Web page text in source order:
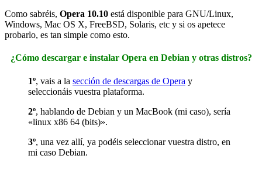
Como sabréis, Opera 10.10 está disponible para GNU/Linux,
Windows, Mac OS X, FreeBSD, Solaris, etc y si os apetece
probarlo, es tan simple como esto.
¿Cómo descargar e instalar Opera en Debian y otras distros?
1º, vais a la sección de descargas de Opera y
seleccionáis vuestra plataforma.
2º, hablando de Debian y un MacBook (mi caso), sería
«linux x86 64 (bits)».
3º, una vez allí, ya podéis seleccionar vuestra distro, en
mi caso Debian.